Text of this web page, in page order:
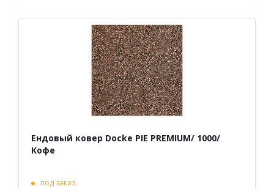
Ендовый ковер Docke PIE PREMIUM/ 1000/
Кофе
под заказ